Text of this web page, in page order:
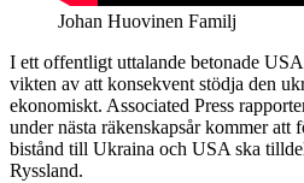
Johan Huovinen Familj
I ett offentligt uttalande betonade
vikten av att konsekvent stödja den
ekonomiskt. Associated Press
under nästa räkenskapsår kommer
bistånd till Ukraina och USA ska
Ryssland.